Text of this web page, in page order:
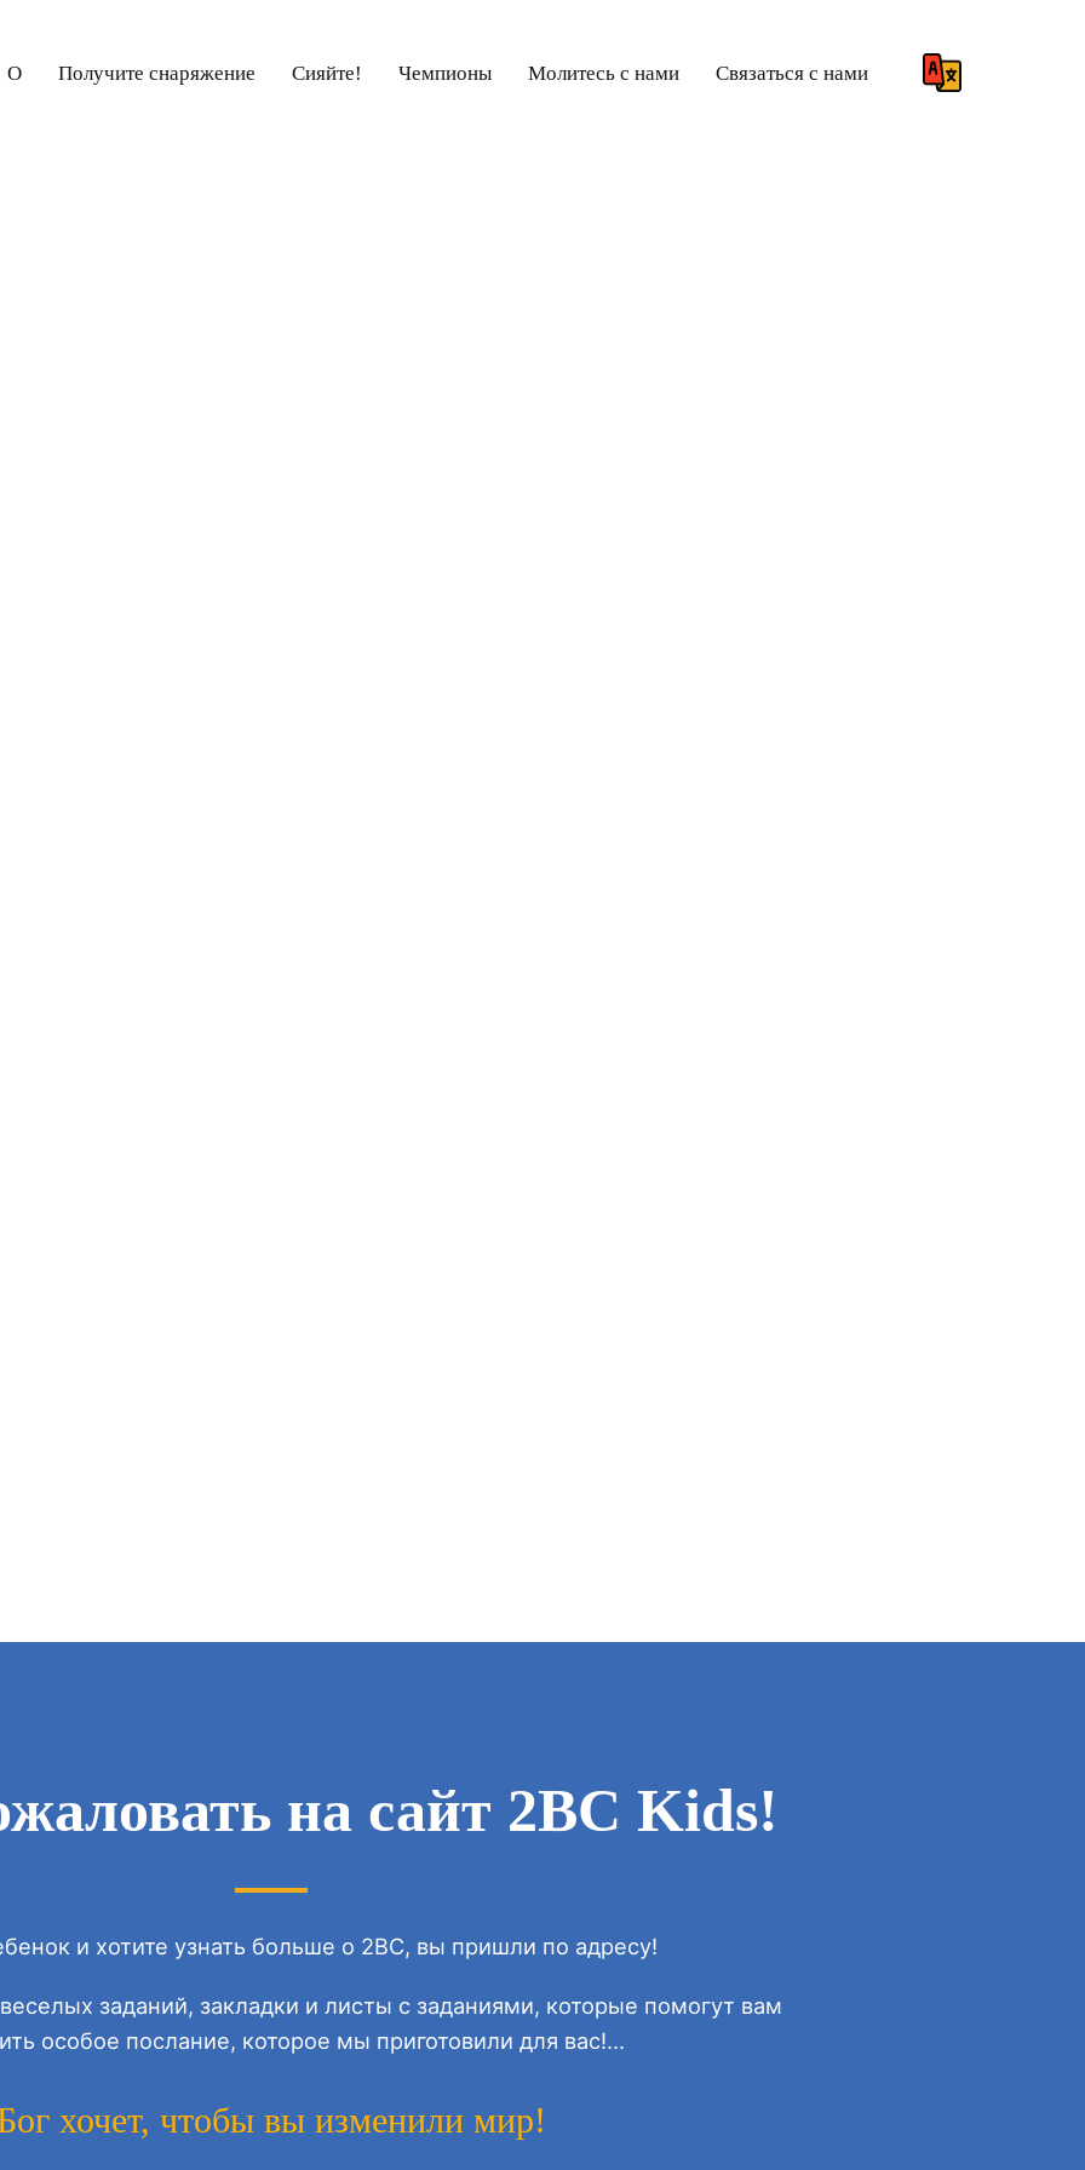
О Получите снаряжение Сияйте! Чемпионы Молитесь с нами Связаться с нами
на сайт 2BC Kids!
и хотите узнать больше о 2BC, вы пришли по адресу!
заданий, закладки и листы с заданиями, которые помогут вам
особое послание, которое мы приготовили для вас!...
хочет, чтобы вы изменили мир!